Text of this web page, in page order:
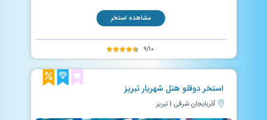
مشاهده استخر
۹/۱۰
استخر دوقلو هتل شهریار تبریز
آذربایجان شرقی | تبریز